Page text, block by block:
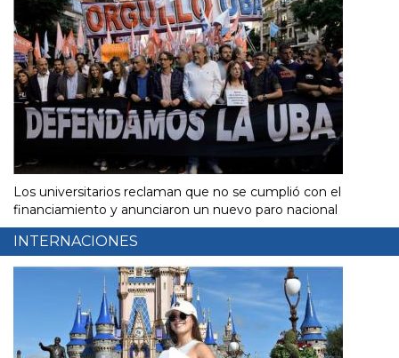
Los universitarios reclaman que no se cumplió con el
financiamiento y anunciaron un nuevo paro nacional
INTERNACIONES